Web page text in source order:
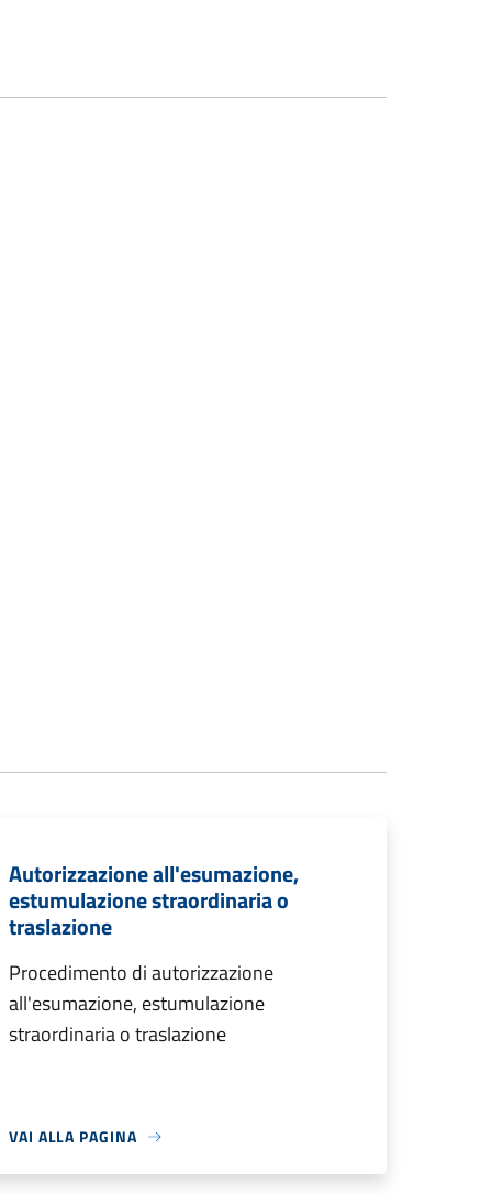
Autorizzazione all'esumazione,
estumulazione straordinaria o
traslazione
Procedimento di autorizzazione
all'esumazione, estumulazione
straordinaria o traslazione
VAI ALLA PAGINA